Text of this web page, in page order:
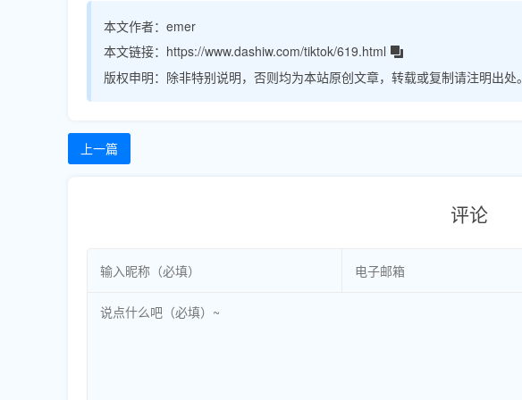
本文作者： emer
本文链接： https://www.dashiw.com/tiktok/619.html
版权申明： 除非特别说明，否则均为本站原创文章，转载或复制请注明出处。
上一篇
评论